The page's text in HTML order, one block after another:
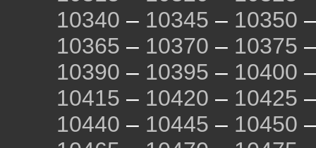
10340 – 10345 – 10350
10365 – 10370 – 10375
10390 – 10395 – 10400
10415 – 10420 – 10425
10440 – 10445 – 10450